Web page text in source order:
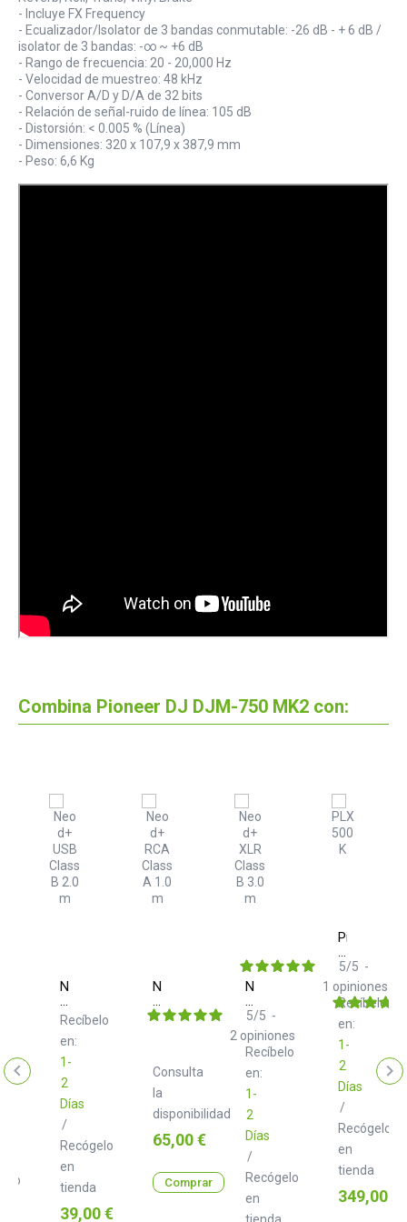
- Incluye FX Frequency
- Ecualizador/Isolator de 3 bandas conmutable: -26 dB - + 6 dB /
isolator de 3 bandas: -∞ ~ +6 dB
- Rango de frecuencia: 20 - 20,000 Hz
- Velocidad de muestreo: 48 kHz
- Conversor A/D y D/A de 32 bits
- Relación de señal-ruido de línea: 105 dB
- Distorsión: < 0.005 % (Línea)
- Dimensiones: 320 x 107,9 x 387,9 mm
- Peso: 6,6 Kg
Combina Pioneer DJ DJM-750 MK2 con:
Neo
d+
USB
Class
B
2.0
m
Recíbelo
en:
1-
2
Días
/
Recógelo
en
tienda
Precio
39,00 €
Neo
d+
RCA
m
Consulta
la
disponibilidad
Precio
65,00 €
Comprar
Neo
d+
XLR
Class
B
3.0
m
Recíbelo
en:
1-
2
Días
/
Recógelo
en
5/5 -
2 opiniones
Pioneer
DJ
PLX
500
K
Black
Recíbelo
en:
1-
2
Días
/
Recógelo
en
tienda
5/5 -
1 opiniones
Precio
349,00 €